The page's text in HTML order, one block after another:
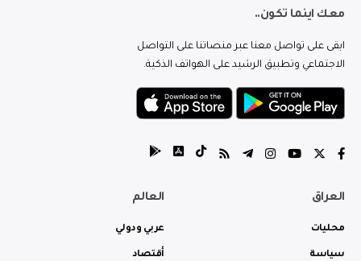
معك اينما تكون..
ابقى على تواصل معنا عبر منصاتنا على التواصل
الاجتماعي وتطبيق الرشيد على الهواتف الذكية.
العراق
محليات
سياسة
العالم
عربي ودولي
أقتصاد